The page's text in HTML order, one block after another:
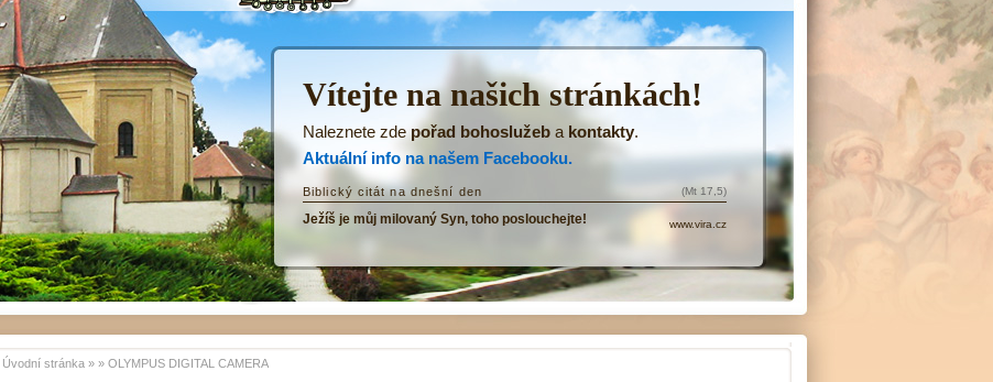
Úvodní stránka » » OLYMPUS DIGITAL CAMERA
Vítejte na našich stránkách!
Naleznete zdepořad bohoslužeb a kontakty.
Aktuální info na našem Facebooku.
Biblický citát na dnešní den
Ježíš je můj milovaný Syn, toho poslouchejte!
(Mt 17,5)
www.vira.cz